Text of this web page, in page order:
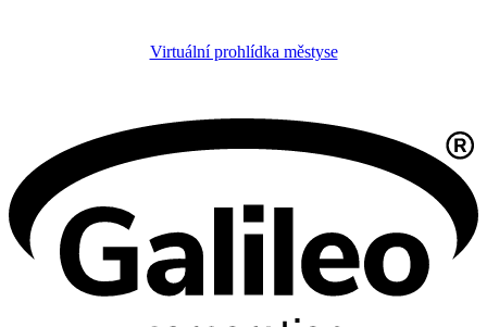
Virtuální prohlídka městyse